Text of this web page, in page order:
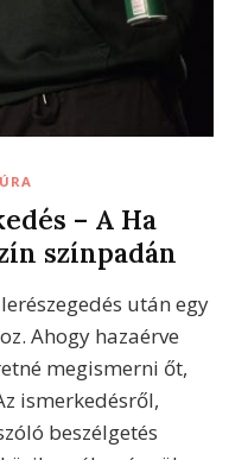
– A Ha
színpadán
után egy
Ahogy hazaérve
megismerni őt,
ismerkedésről,
beszélgetés